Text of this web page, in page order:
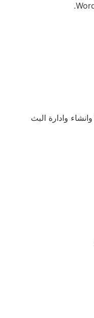
شرح للوحة تحكم الراديو whmsonic وانشاء وادارة البث